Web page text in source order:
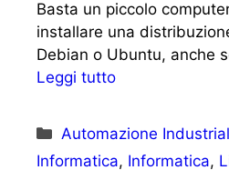
Basta un piccolo
installare una
Debian o Ubuntu, anche
Leggi tutto
Categorie
Automazione
Informatica, Informatica,